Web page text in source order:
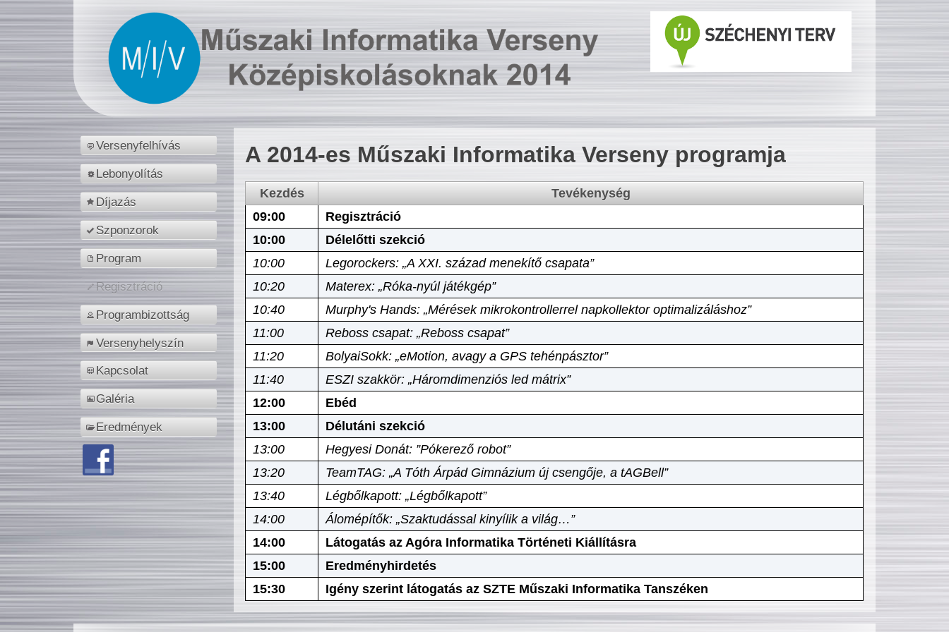
Versenyfelhívás
Lebonyolítás
Díjazás
Szponzorok
Program
Regisztráció
Programbizottság
Versenyhelyszín
Kapcsolat
Galéria
Eredmények
A 2014-es Műszaki Informatika Verseny programja
Kezdés
Tevékenység
09:00
Regisztráció
10:00
Délelőtti szekció
10:00
Legorockers: „A XXI. század menekítő csapata”
10:20
Materex: „Róka-nyúl játékgép”
10:40
Murphy's Hands: „Mérések mikrokontrollerrel napkollektor optimalizáláshoz”
11:00
Reboss csapat: „Reboss csapat”
11:20
BolyaiSokk: „eMotion, avagy a GPS tehénpásztor”
11:40
ESZI szakkör: „Háromdimenziós led mátrix”
12:00
Ebéd
13:00
Délutáni szekció
13:00
Hegyesi Donát: ”Pókerező robot”
13:20
TeamTAG: „A Tóth Árpád Gimnázium új csengője, a tAGBell”
13:40
Légbőlkapott: „Légbőlkapott”
14:00
Álomépítők: „Szaktudással kinyílik a világ…”
14:00
Látogatás az Agóra Informatika Történeti Kiállításra
15:00
Eredményhirdetés
15:30
Igény szerint látogatás az SZTE Műszaki Informatika Tanszéken